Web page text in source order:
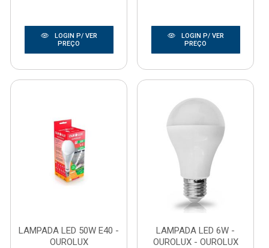
LOGIN P/ VER
PREÇO
LOGIN P/ VER
PREÇO
LAMPADA LED 50W E40 -
OUROLUX
LAMPADA LED 6W -
OUROLUX - OUROLUX